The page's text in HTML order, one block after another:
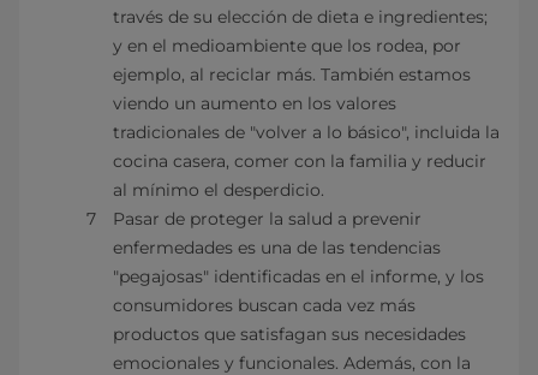
través de su elección de dieta e ingredientes;
y en el medioambiente que los rodea, por
ejemplo, al reciclar más. También estamos
viendo un aumento en los valores
tradicionales de "volver a lo básico", incluida la
cocina casera, comer con la familia y reducir
al mínimo el desperdicio.
Pasar de proteger la salud a prevenir
enfermedades es una de las tendencias
"pegajosas" identificadas en el informe, y los
consumidores buscan cada vez más
productos que satisfagan sus necesidades
emocionales y funcionales. Además, con la